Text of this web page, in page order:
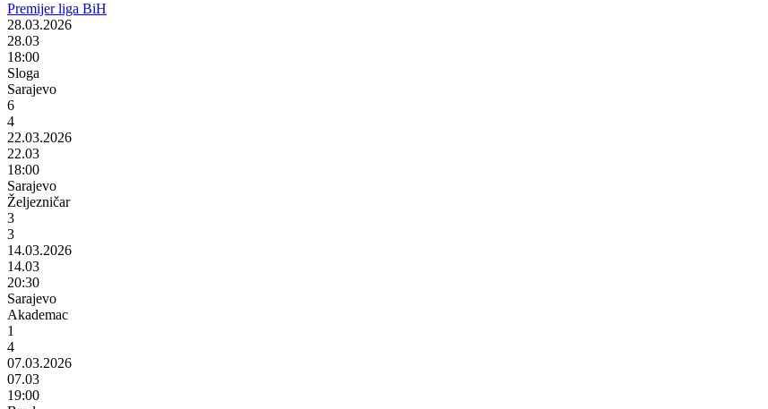
Premijer liga BiH
28.03.2026
28.03
18:00
Sloga
Sarajevo
6
4
22.03.2026
22.03
18:00
Sarajevo
Željezničar
3
3
14.03.2026
14.03
20:30
Sarajevo
Akademac
1
4
07.03.2026
07.03
19:00